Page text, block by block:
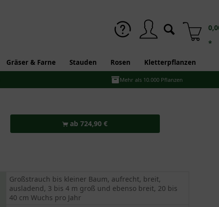
*
Gräser & Farne Stauden Rosen Kletterpflanzen
Mehr als 10.000 Pflanzen
ab 724,90 €
Großstrauch bis kleiner Baum, aufrecht, breit,
ausladend, 3 bis 4 m groß und ebenso breit, 20 bis
40 cm Wuchs pro Jahr